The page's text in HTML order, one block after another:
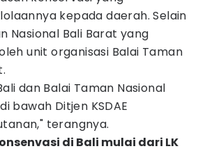
kepada daerah. Selain
Nasional Bali Barat yang
unit organisasi Balai Taman
dan Balai Taman Nasional
bawah Ditjen KSDAE
terangnya.
di Bali mulai dari LK